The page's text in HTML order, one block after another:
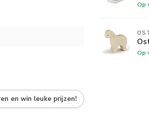
en win leuke prijzen!
Op
Op